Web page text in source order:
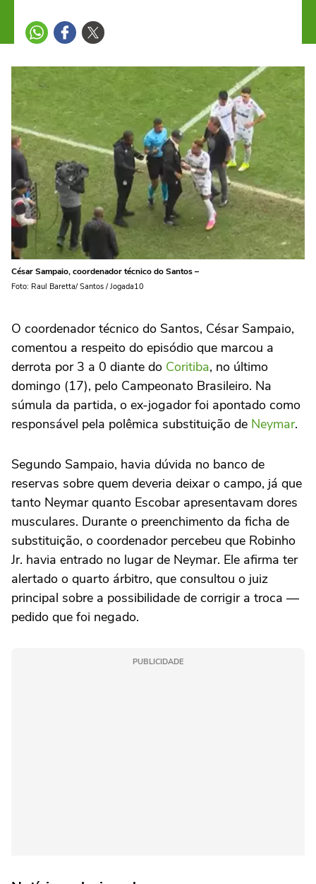
César Sampaio, coordenador técnico do Santos –
Foto: Raul Baretta/ Santos / Jogada10
O coordenador técnico do Santos, César Sampaio,
comentou a respeito do episódio que marcou a
derrota por 3 a 0 diante do Coritiba, no último
domingo (17), pelo Campeonato Brasileiro. Na
súmula da partida, o ex-jogador foi apontado como
responsável pela polêmica substituição de Neymar.
Segundo Sampaio, havia dúvida no banco de
reservas sobre quem deveria deixar o campo, já que
tanto Neymar quanto Escobar apresentavam dores
musculares. Durante o preenchimento da ficha de
substituição, o coordenador percebeu que Robinho
Jr. havia entrado no lugar de Neymar. Ele afirma ter
alertado o quarto árbitro, que consultou o juiz
principal sobre a possibilidade de corrigir a troca —
pedido que foi negado.
PUBLICIDADE